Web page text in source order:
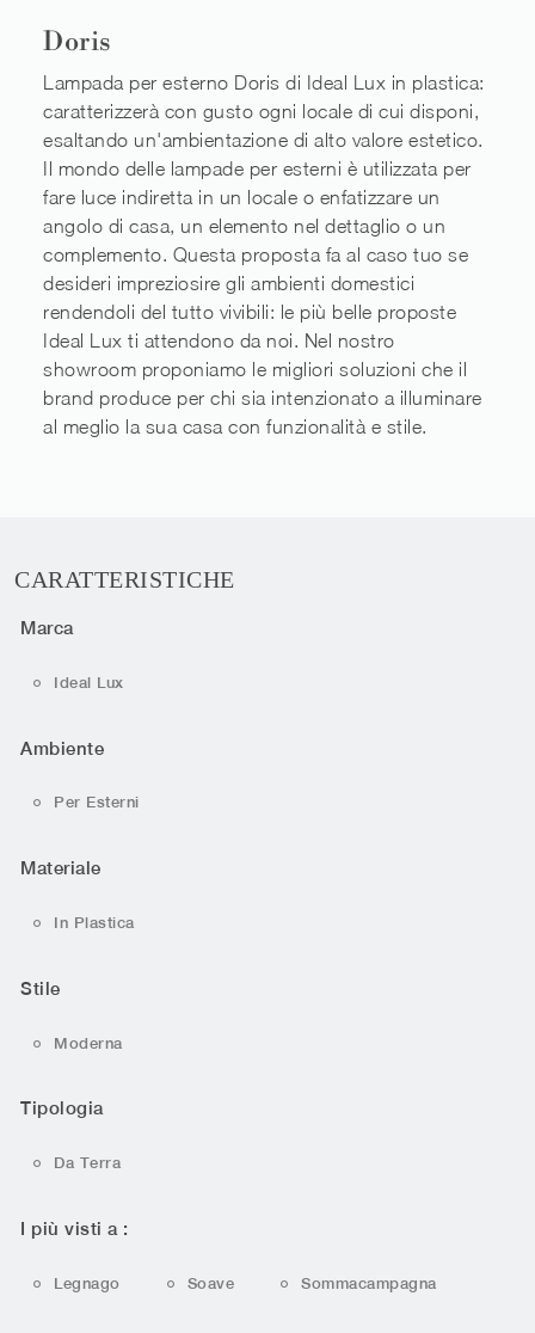
Doris
Lampada per esterno Doris di Ideal Lux in plastica:
caratterizzerà con gusto ogni locale di cui disponi,
esaltando un'ambientazione di alto valore estetico.
Il mondo delle lampade per esterni è utilizzata per
fare luce indiretta in un locale o enfatizzare un
angolo di casa, un elemento nel dettaglio o un
complemento. Questa proposta fa al caso tuo se
desideri impreziosire gli ambienti domestici
rendendoli del tutto vivibili: le più belle proposte
Ideal Lux ti attendono da noi. Nel nostro
showroom proponiamo le migliori soluzioni che il
brand produce per chi sia intenzionato a illuminare
al meglio la sua casa con funzionalità e stile.
CARATTERISTICHE
Marca
Ideal Lux
Ambiente
Per Esterni
Materiale
In Plastica
Stile
Moderna
Tipologia
Da Terra
I più visti a :
Legnago Soave Sommacampagna